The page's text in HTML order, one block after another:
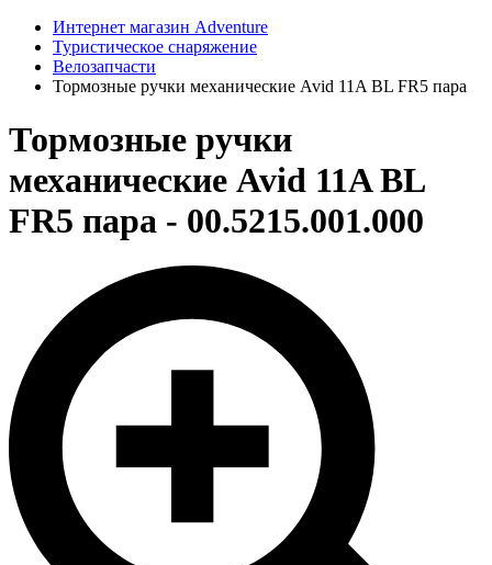
Интернет магазин Adventure
Туристическое снаряжение
Велозапчасти
Тормозные ручки механические Avid 11A BL FR5 пара
Тормозные ручки
механические Avid 11A BL
FR5 пара - 00.5215.001.000